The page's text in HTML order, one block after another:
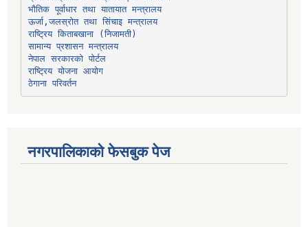
भौतिक पूर्वाधार तथा यातायात मन्त्रालय
ऊर्जा,जलस्रोत तथा सिंचाइ मन्त्रालय
सामान्य प्रशासन मन्त्रालय
नेपाल सरकारको पोर्टल
राष्ट्रिय योजना आयोग
ठेगाना परिवर्तन
नगरपालिकाको फेसबुक पेज